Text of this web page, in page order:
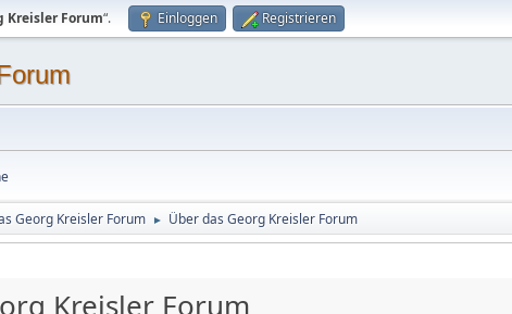
Kreisler Forum“. Einloggen Registrieren
Georg Kreisler Forum ► Über das Georg Kreisler Forum
Kreisler Forum